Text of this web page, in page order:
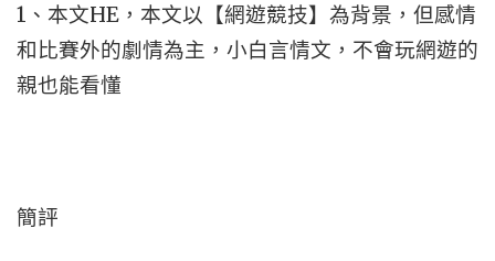
1、本文HE，本文以【網遊競技】為背景，但感情
和比賽外的劇情為主，小白言情文，不會玩網遊的
親也能看懂
簡評